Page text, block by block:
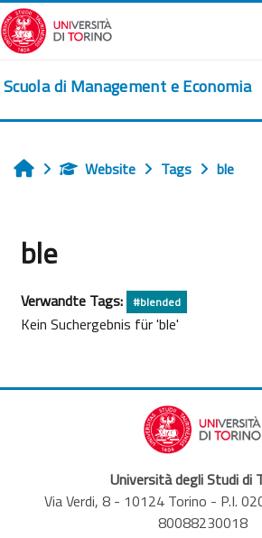
Zum Hauptinhalt
Scuola di Management e Economia
Startseite
Website Tags ble
ble
Verwandte Tags: #blended
Kein Suchergebnis für 'ble'
Università degli Studi di
Via Verdi, 8 - 10124 Torino - P.I.
80088230018